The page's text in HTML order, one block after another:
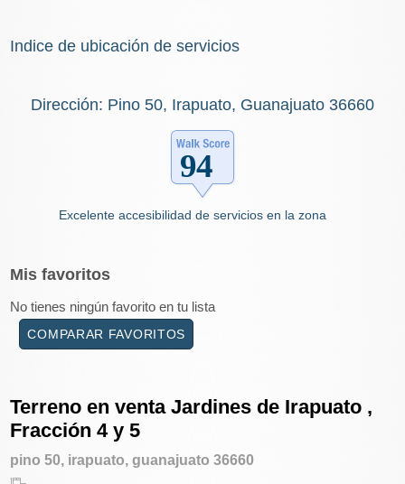
Indice de ubicación de servicios
Dirección: Pino 50, Irapuato, Guanajuato 36660
Excelente accesibilidad de servicios en la zona
Mis favoritos
No tienes ningún favorito en tu lista
COMPARAR FAVORITOS
Terreno en venta Jardines de Irapuato ,
Fracción 4 y 5
pino 50, irapuato, guanajuato 36660